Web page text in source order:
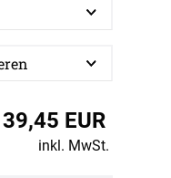
39,45 EUR
inkl. MwSt.